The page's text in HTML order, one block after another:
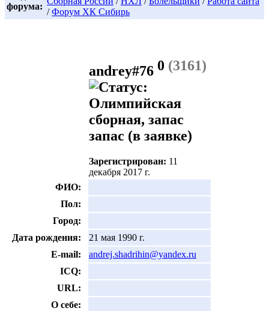
форума:
/Форум ХК Сибирь
andrey#76 0 (3161)
запас (в заявке)
Зарегистрирован: 11
декабря 2017 г.
ФИО:
Пол:
Город:
Дата рождения:
21 мая 1990 г.
E-mail:
andrej.shadrihin@yandex.ru
ICQ:
URL:
О себе: